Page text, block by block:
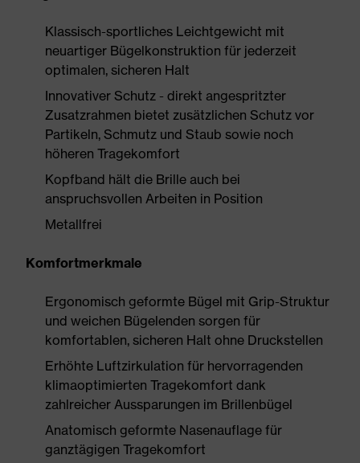
Klassisch-sportliches Leichtgewicht mit
neuartiger Bügelkonstruktion für jederzeit
optimalen, sicheren Halt
Innovativer Schutz - direkt angespritzter
Zusatzrahmen bietet zusätzlichen Schutz vor
Partikeln, Schmutz und Staub sowie noch
höheren Tragekomfort
Kopfband hält die Brille auch bei
anspruchsvollen Arbeiten in Position
Metallfrei
Komfortmerkmale
Ergonomisch geformte Bügel mit Grip-Struktur
und weichen Bügelenden sorgen für
komfortablen, sicheren Halt ohne Druckstellen
Erhöhte Luftzirkulation für hervorragenden
klimaoptimierten Tragekomfort dank
zahlreicher Aussparungen im Brillenbügel
Anatomisch geformte Nasenauflage für
ganztägigen Tragekomfort